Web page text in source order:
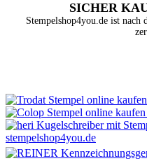
SICHER
Stempelshop4you.de ist nach